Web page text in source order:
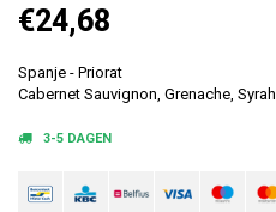
€24,68
Spanje - Priorat
Cabernet Sauvignon, Grenache, Syrah
3-5 DAGEN